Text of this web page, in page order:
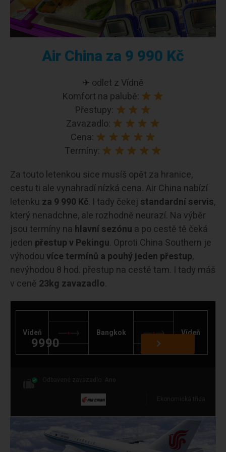
Air China za 9 990 Kč
✈ odlet z Vídně
Komfort na palubě:
Přestupy:
Zavazadlo:
Cena:
Termíny:
Za touto letenkou sice musíš opět za hranice,
cestu ti ale vynahradí nízká cena. Air China nabízí
letenku za 9 990 Kč. I tady čekej standardní servis,
který nenadchne, ale rozhodně neurazí. Na výběr
jsou termíny na hlavní sezónu a po cestě tě čeká
jeden přestup v Pekingu. Oproti China Southern je
výhodou více termínů a pouhý jeden přestup,
nevýhodou 8 hod. přestup na cestě tam. I tady máš
v ceně 23kg zavazadlo.
Vídeň Bangkok Vídeň
9990